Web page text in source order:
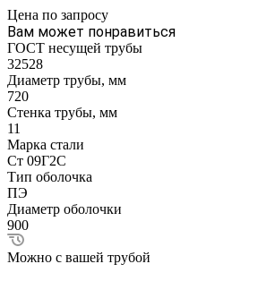
Цена по запросу
Вам может понравиться
ГОСТ несущей трубы
32528
Диаметр трубы, мм
720
Стенка трубы, мм
11
Марка стали
Ст 09Г2С
Тип оболочка
ПЭ
Диаметр оболочки
900
Можно с вашей трубой